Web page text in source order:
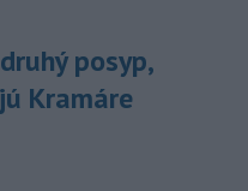
posyp,
Kramáre